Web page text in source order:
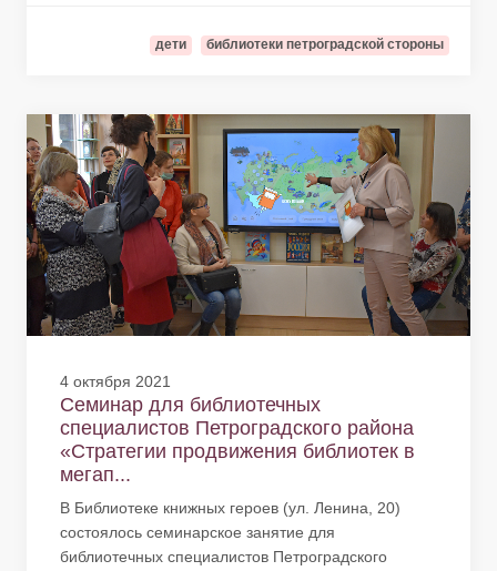
дети библиотеки петроградской стороны
4 октября 2021
Семинар для библиотечных
специалистов Петроградского района
«Стратегии продвижения библиотек в
мегап...
В Библиотеке книжных героев (ул. Ленина, 20)
состоялось семинарское занятие для
библиотечных специалистов Петроградского